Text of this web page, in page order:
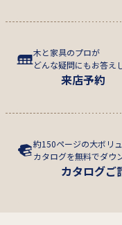
木と家具のプロが
どんな疑問にもお答え
来店予約
約150ページの大ボリ
カタログを無料でダウ
カタログご